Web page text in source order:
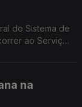
do Sistema de
ao Serviço
na